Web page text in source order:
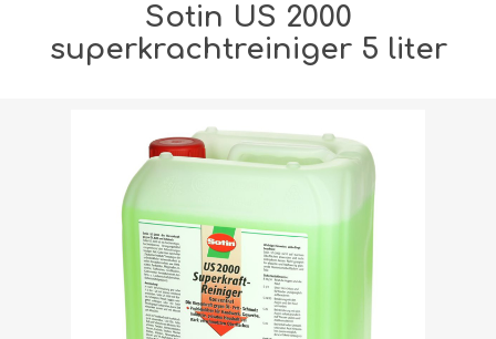
Sotin US 2000
superkrachtreiniger 5 liter